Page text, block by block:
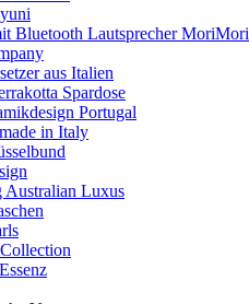
Bluetooth Lautsprecher MoriMori
aus Italien
Spardose
Portugal
in Italy
Australian Luxus